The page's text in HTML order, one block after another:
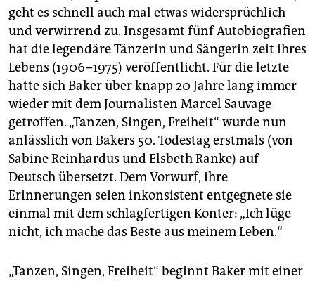
epaper login
geht es schnell auch mal etwas widersprüchlich
und verwirrend zu. Insgesamt fünf Autobiografien
hat die legendäre Tänzerin und Sängerin zeit ihres
Lebens (1906–1975) veröffentlicht. Für die letzte
hatte sich Baker über knapp 20 Jahre lang immer
wieder mit dem Journalisten Marcel Sauvage
getroffen. „Tanzen, Singen, Freiheit“ wurde nun
anlässlich von ­Bakers 50. Todestag erstmals (von
Sabine Reinhardus und Elsbeth Ranke) auf
Deutsch übersetzt. Dem Vorwurf, ihre
Erinnerungen seien inkonsistent entgegnete sie
einmal mit dem schlagfertigen Konter: „Ich lüge
nicht, ich mache das Beste aus meinem ­Leben.“
„Tanzen, Singen, Freiheit“ beginnt Baker mit einer